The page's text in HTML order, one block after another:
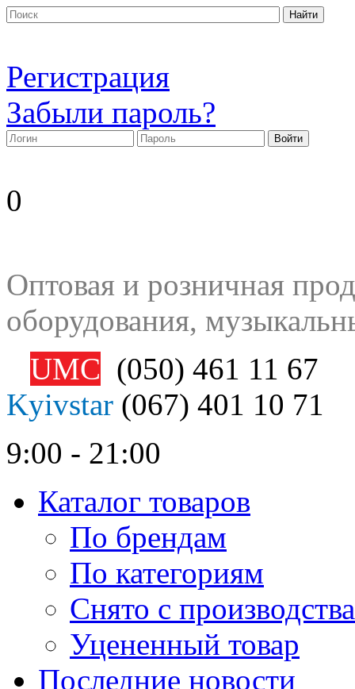
Регистрация
Забыли пароль?
0
Оптовая и розничная
оборудования,
UMC (050) 461 11 67
Kyivstar (067) 401 10 71
9:00 - 21:00
Каталог товаров
По брендам
По категориям
Снято с производства
Уцененный товар
Последние новости